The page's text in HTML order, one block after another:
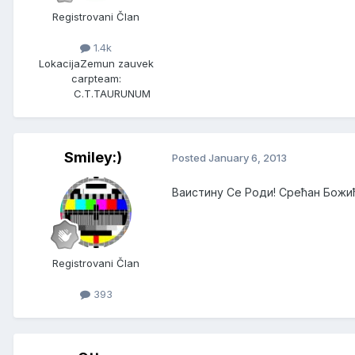
Registrovani Član
1.4k
LokacijaZemun zauvek
carpteam:
C.T.TAURUNUM
Smiley:)
Registrovani Član
393
Posted January 6, 2013
Ваистину Се Роди! Срећан